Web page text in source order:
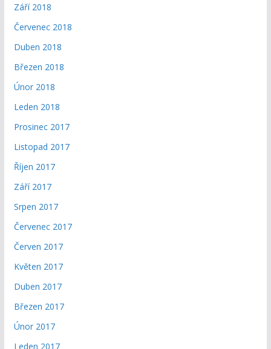
Září 2018
Červenec 2018
Duben 2018
Březen 2018
Únor 2018
Leden 2018
Prosinec 2017
Listopad 2017
Říjen 2017
Září 2017
Srpen 2017
Červenec 2017
Červen 2017
Květen 2017
Duben 2017
Březen 2017
Únor 2017
Leden 2017